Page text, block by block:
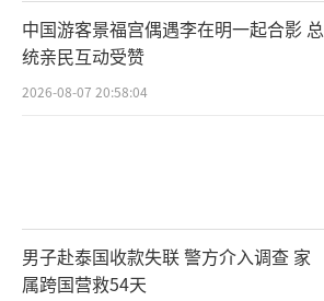
中国游客景福宫偶遇李在明一起合影 总
统亲民互动受赞
2026-08-07 20:58:04
男子赴泰国收款失联 警方介入调查 家
属跨国营救54天